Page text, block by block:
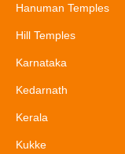
Hanuman Temples
Hill Temples
Karnataka
Kedarnath
Kerala
Kukke